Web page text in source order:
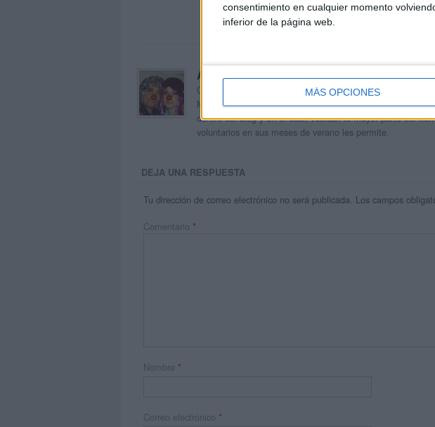
consentimiento en cualquier momento
inferior de la página web.
MÁS OPCIONES
Acerca de orientacionandujar
Orientación Andújar no es solo un blog, es la apuesta
Maribel, que además de ser pareja, son los encargados
dentro del blog y en el cual, vuelcan la mayor parte del
voluntarios en sus meses de verano les permite.
DEJA UNA RESPUESTA
Tu dirección de correo electrónico no será publicada. Los campos
Comentario *
Nombre *
Correo electrónico *